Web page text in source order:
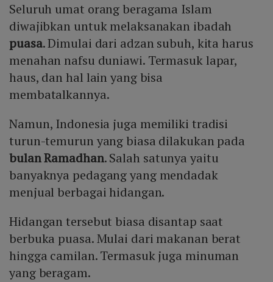
Seluruh umat orang beragama Islam
diwajibkan untuk melaksanakan ibadah
puasa. Dimulai dari adzan subuh, kita harus
menahan nafsu duniawi. Termasuk lapar,
haus, dan hal lain yang bisa
membatalkannya.
Namun, Indonesia juga memiliki tradisi
turun-temurun yang biasa dilakukan pada
bulan Ramadhan. Salah satunya yaitu
banyaknya pedagang yang mendadak
menjual berbagai hidangan.
Hidangan tersebut biasa disantap saat
berbuka puasa. Mulai dari makanan berat
hingga camilan. Termasuk juga minuman
yang beragam.